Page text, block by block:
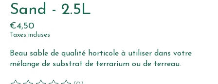
Sand - 2.5L
€4,50
Taxes incluses
Beau sable de qualité horticole à utiliser dans votre
mélange de substrat de terrarium ou de terreau.